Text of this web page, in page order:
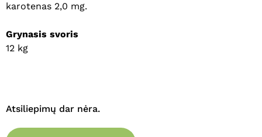
karotenas 2,0 mg.
Grynasis svoris
12 kg
Atsiliepimų dar nėra.